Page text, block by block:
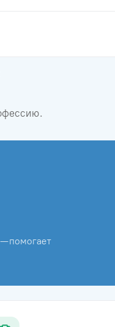
помогает